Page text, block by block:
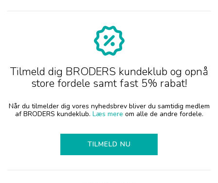
Tilmeld dig BRODERS kundeklub og opnå
store fordele samt fast 5% rabat!
Når du tilmelder dig vores nyhedsbrev bliver du samtidig medlem
af BRODERS kundeklub. Læs mere om alle de andre fordele.
TILMELD NU